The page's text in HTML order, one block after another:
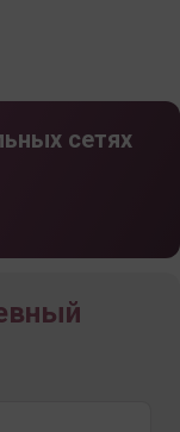
сетях